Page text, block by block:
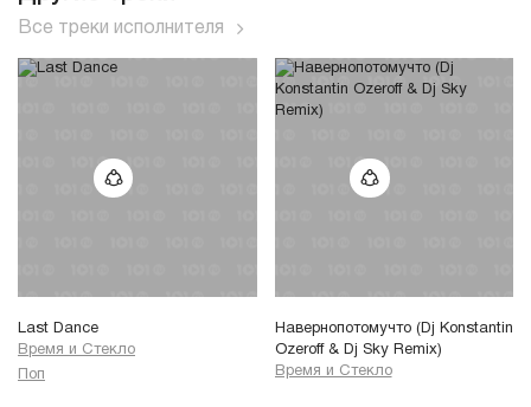
Все треки исполнителя
Last Dance
Время и Стекло
Поп
Навернопотомучто (Dj Konstantin
Ozeroff & Dj Sky Remix)
Время и Стекло